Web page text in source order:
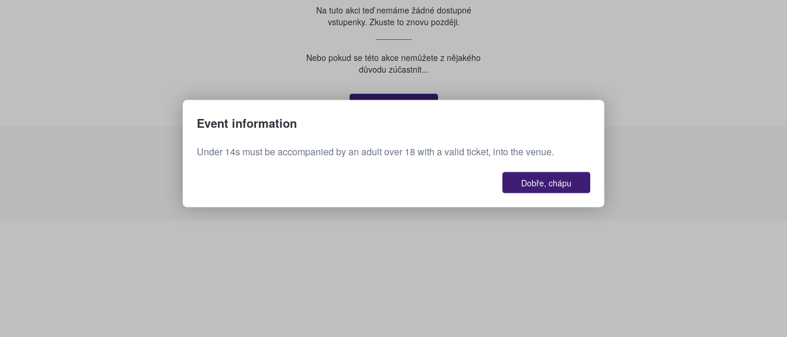
Na tuto akci teď nemáme žádné dostupné
vstupenky. Zkuste to znovu později.
Nebo pokud se této akce nemůžete z nějakého
důvodu zúčastnit...
Zobrazit všechny nadcházející události
Event information
Under 14s must be accompanied by an adult over 18 with a valid ticket, into the venue.
Dobře, chápu